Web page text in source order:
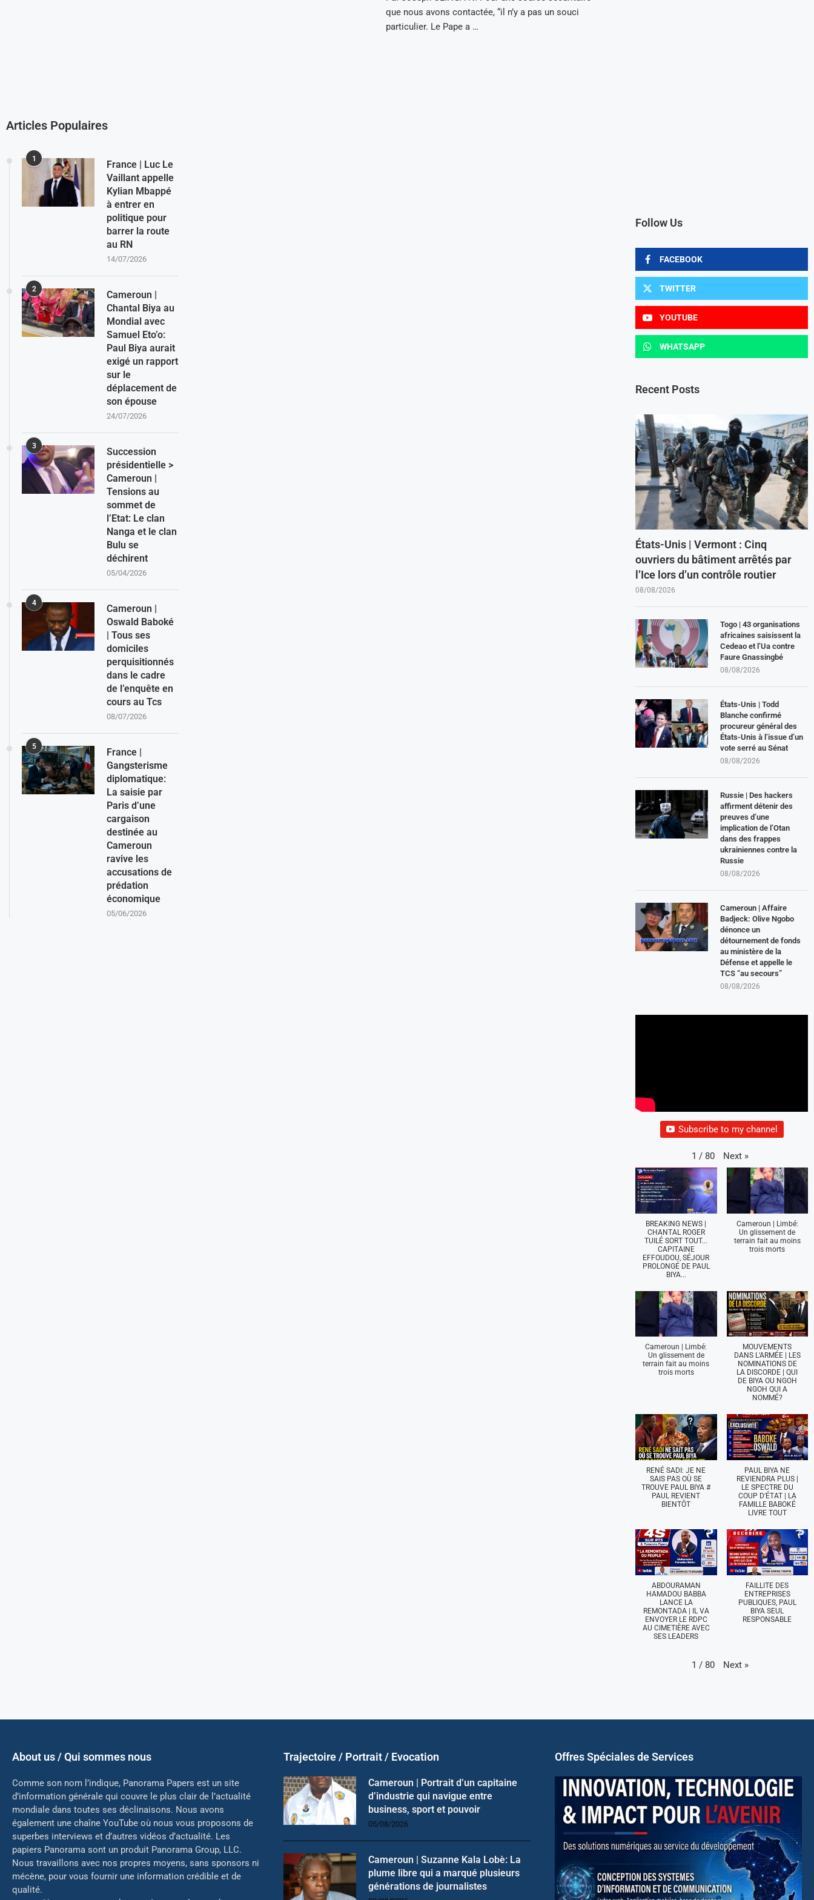
que nous avons contactée, “il n’y a pas un souci
particulier. Le Pape a …
Follow Us
FACEBOOK
TWITTER
YOUTUBE
WHATSAPP
Recent Posts
États-Unis | Vermont : Cinq
ouvriers du bâtiment arrêtés par
l’Ice lors d’un contrôle routier
08/08/2026
Togo | 43 organisations
africaines saisissent la
Cedeao et l’Ua contre
Faure Gnassingbé
08/08/2026
États-Unis | Todd
Blanche confirmé
procureur général des
États-Unis à l’issue d’un
vote serré au Sénat
08/08/2026
Russie | Des hackers
affirment détenir des
preuves d’une
implication de l’Otan
dans des frappes
ukrainiennes contre la
Russie
08/08/2026
Cameroun | Affaire
Badjeck: Olive Ngobo
dénonce un
détournement de fonds
au ministère de la
Défense et appelle le
TCS “au secours”
08/08/2026
Subscribe to my channel
1 / 80 Next »
BREAKING NEWS |
CHANTAL ROGER
TUILÉ SORT TOUT...
CAPITAINE
EFFOUDOU, SÉJOUR
PROLONGÉ DE PAUL
BIYA...
Cameroun | Limbé:
Un glissement de
terrain fait au moins
trois morts
Cameroun | Limbé:
Un glissement de
terrain fait au moins
trois morts
MOUVEMENTS
DANS L'ARMÉE | LES
NOMINATIONS DE
LA DISCORDE | QUI
DE BIYA OU NGOH
NGOH QUI A
NOMMÉ?
RENÉ SADI: JE NE
SAIS PAS OÙ SE
TROUVE PAUL BIYA #
PAUL REVIENT
BIENTÔT
PAUL BIYA NE
REVIENDRA PLUS |
LE SPECTRE DU
COUP D'ÉTAT | LA
FAMILLE BABOKÉ
LIVRE TOUT
ABDOURAMAN
HAMADOU BABBA
LANCE LA
REMONTADA | IL VA
ENVOYER LE RDPC
AU CIMETIÈRE AVEC
SES LEADERS
FAILLITE DES
ENTREPRISES
PUBLIQUES, PAUL
BIYA SEUL
RESPONSABLE
1 / 80 Next »
Articles Populaires
1
France | Luc Le
Vaillant appelle
Kylian Mbappé
à entrer en
politique pour
barrer la route
au RN
14/07/2026
2
Cameroun |
Chantal Biya au
Mondial avec
Samuel Eto’o:
Paul Biya aurait
exigé un rapport
sur le
déplacement de
son épouse
24/07/2026
3
Succession
présidentielle >
Cameroun |
Tensions au
sommet de
l’Etat: Le clan
Nanga et le clan
Bulu se
déchirent
05/04/2026
4
Cameroun |
Oswald Baboké
| Tous ses
domiciles
perquisitionnés
dans le cadre
de l’enquête en
cours au Tcs
08/07/2026
5
France |
Gangsterisme
diplomatique:
La saisie par
Paris d’une
cargaison
destinée au
Cameroun
ravive les
accusations de
prédation
économique
05/06/2026
About us / Qui sommes nous
Comme son nom l’indique, Panorama Papers est un site
d’information générale qui couvre le plus clair de l’actualité
mondiale dans toutes ses déclinaisons. Nous avons
également une chaîne YouTube où nous vous proposons de
superbes interviews et d’autres vidéos d’actualité. Les
papiers Panorama sont un produit Panorama Group, LLC.
Nous travaillons avec nos propres moyens, sans sponsors ni
mécène, pour vous fournir une information crédible et de
qualité.
Trajectoire / Portrait / Evocation
Cameroun | Portrait d’un capitaine
d’industrie qui navigue entre
business, sport et pouvoir
05/08/2026
Cameroun | Suzanne Kala Lobè: La
plume libre qui a marqué plusieurs
générations de journalistes
Offres Spéciales de Services